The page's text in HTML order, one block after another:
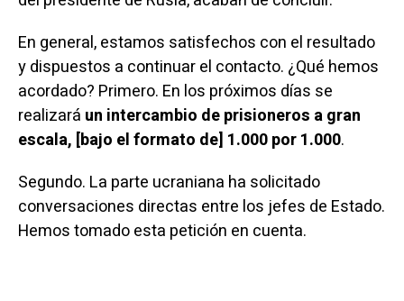
En general, estamos satisfechos con el resultado
y dispuestos a continuar el contacto. ¿Qué hemos
acordado? Primero. En los próximos días se
realizará un intercambio de prisioneros a gran
escala, [bajo el formato de] 1.000 por 1.000.
Segundo. La parte ucraniana ha solicitado
conversaciones directas entre los jefes de Estado.
Hemos tomado esta petición en cuenta.